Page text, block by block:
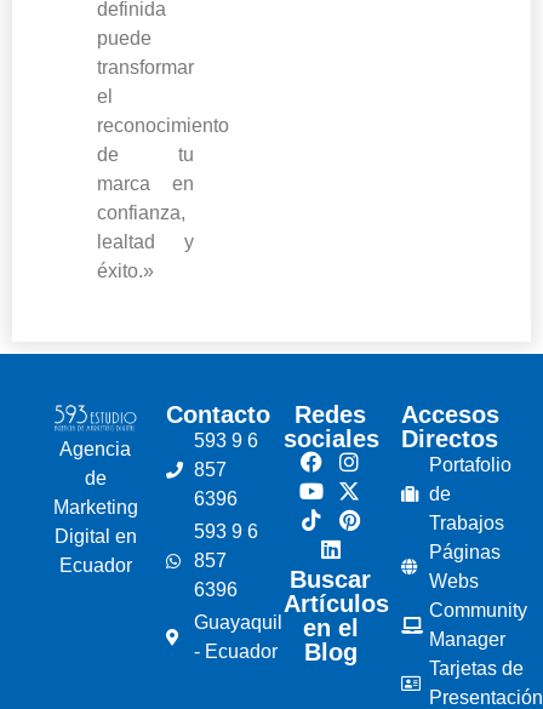
definida
puede
transformar
el
reconocimiento
de tu
marca en
confianza,
lealtad y
éxito.»
Agencia
de
Marketing
Digital en
Ecuador
Contacto
593 9 6
857
6396
593 9 6
857
6396
Guayaquil
- Ecuador
Redes
sociales
Buscar
Artículos
en el
Blog
Accesos
Directos
Portafolio
de
Trabajos
Páginas
Webs
Community
Manager
Tarjetas de
Presentación